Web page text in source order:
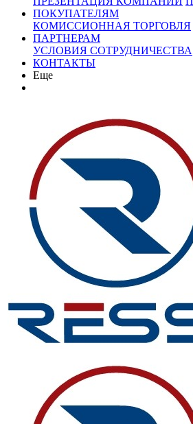
ПОКУПАТЕЛЯМ
КОМИССИОННАЯ ТОРГОВЛЯ
ПАРТНЕРАМ
УСЛОВИЯ СОТРУДНИЧЕСТВА
КОНТАКТЫ
Еще